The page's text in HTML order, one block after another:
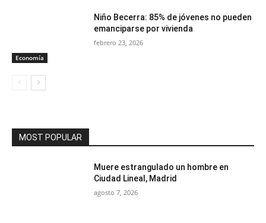
Economía
Niño Becerra: 85% de jóvenes no pueden
emanciparse por vivienda
febrero 23, 2026
MOST POPULAR
Muere estrangulado un hombre en
Ciudad Lineal, Madrid
agosto 7, 2026